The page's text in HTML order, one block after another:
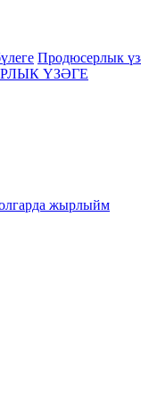
Продюсерлык
ҮЗӘГЕ
жырлыйм